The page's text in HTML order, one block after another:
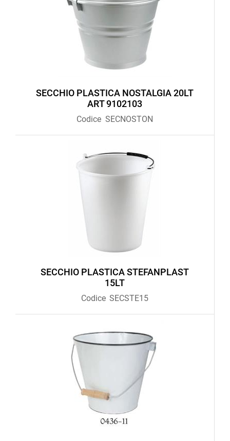
SECCHIO PLASTICA NOSTALGIA 20LT
ART 9102103
Codice SECNOSTON
SECCHIO PLASTICA STEFANPLAST
15LT
Codice SECSTE15